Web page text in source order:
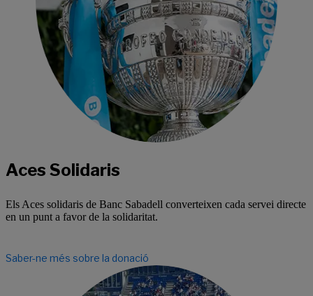
Aces Solidaris
Els Aces solidaris de Banc Sabadell converteixen cada servei directe
en un punt a favor de la solidaritat.
Saber-ne més sobre la donació